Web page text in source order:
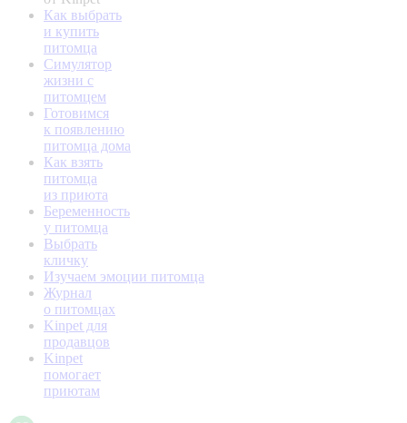
Как выбрать
и купить
питомца
Симулятор
жизни с
питомцем
Готовимся
к появлению
питомца дома
Как взять
питомца
из приюта
Беременность
у питомца
Выбрать
кличку
Изучаем эмоции питомца
Журнал
о питомцах
Kinpet для
продавцов
Kinpet
помогает
приютам